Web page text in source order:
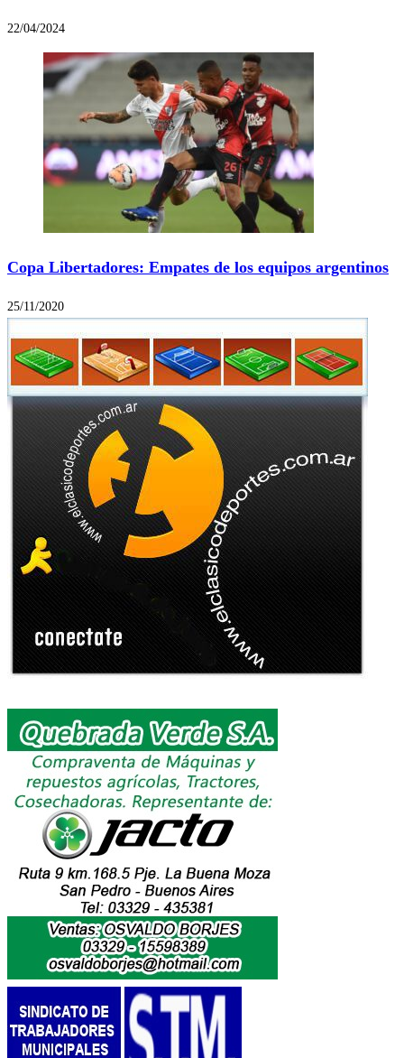
22/04/2024
Copa Libertadores: Empates de los equipos argentinos
25/11/2020